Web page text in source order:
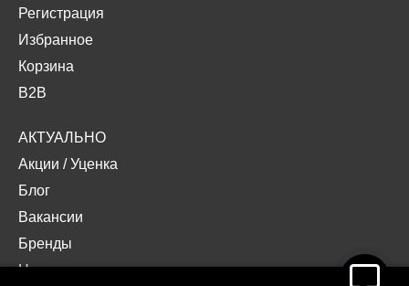
Регистрация
Избранное
Корзина
B2B
АКТУАЛЬНО
Акции /Уценка
Блог
Вакансии
Бренды
Наши проекты